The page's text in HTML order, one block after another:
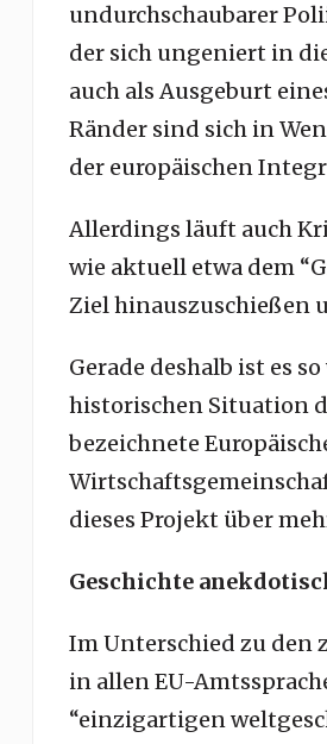
undurchschaubarer
der sich ungeniert in
auch als Ausgeburt
Ränder sind sich in
der europäischen
Allerdings läuft auch
wie aktuell etwa dem
Ziel hinauszuschießen
Gerade deshalb ist es
historischen Situation
bezeichnete
dieses Projekt über
Geschichte
Im Unterschied zu den
in allen EU-
“einzigartigen